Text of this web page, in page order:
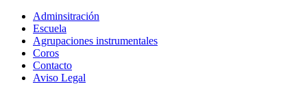
Adminsitración
Escuela
Agrupaciones instrumentales
Coros
Contacto
Aviso Legal